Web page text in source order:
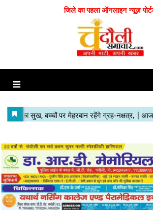
जिले का पहला ऑनलाइन न्यूज़